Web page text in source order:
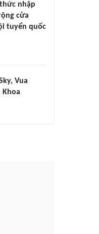
nhập
cửa
tuyển quốc
Vua
Khoa